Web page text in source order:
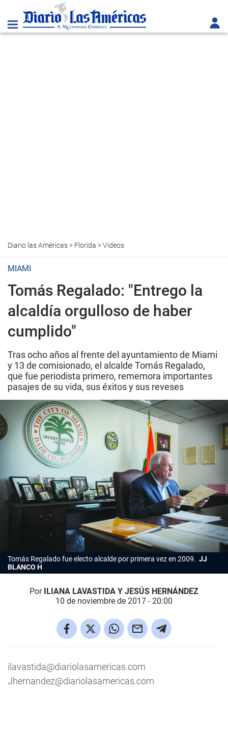
Diario las Américas> Florida >Videos
MIAMI
Tomás Regalado: "Entrego la
alcaldía orgulloso de haber
cumplido"
Tras ocho años al frente del ayuntamiento de Miami
y 13 de comisionado, el alcalde Tomás Regalado,
que fue periodista primero, rememora importantes
pasajes de su vida, sus éxitos y sus reveses
Tomás Regalado fue electo alcalde por primera vez en 2009. JJ
BLANCO H
Por ILIANA LAVASTIDA Y JESÚS HERNÁNDEZ
10 de noviembre de 2017 - 20:00
ilavastida@diariolasamericas.com
Jhernandez@diariolasamericas.com